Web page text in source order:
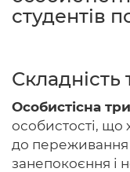
студентів
Складність
Особистісна
особистості, що
до переживання
занепокоєння і